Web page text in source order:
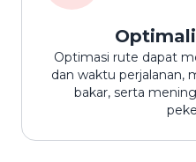
Optimasi rute dapat
dan waktu perjalanan,
bakar, serta